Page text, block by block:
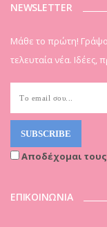
NEWSLETTER
Μάθε το πρώτη!
τελευταία νέα. Ιδέες,
Αποδέχομαι
ΕΠΙΚΟΙΝΩΝΙΑ